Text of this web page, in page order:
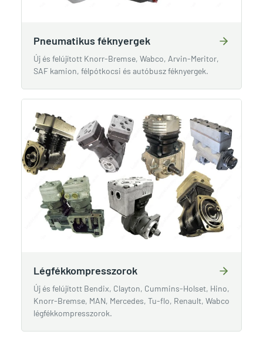
Pneumatikus féknyergek
Új és felújított Knorr-Bremse, Wabco, Arvin-Meritor,
SAF kamion, félpótkocsi és autóbusz féknyergek.
Légfékkompresszorok
Új és felújított Bendix, Clayton, Cummins-Holset, Hino,
Knorr-Bremse, MAN, Mercedes, Tu-flo, Renault, Wabco
légfékkompresszorok.